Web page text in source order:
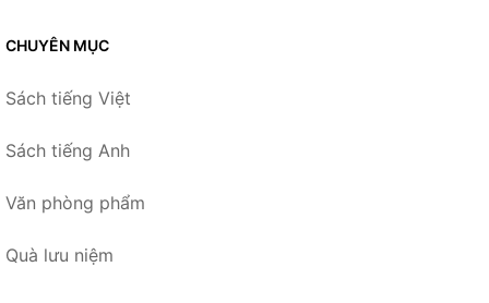
CHUYÊN MỤC
Sách tiếng Việt
Sách tiếng Anh
Văn phòng phẩm
Quà lưu niệm